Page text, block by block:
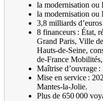
la modernisation ou
la modernisation ou
3,8 milliards
8 financeurs : État,
Grand Paris, Ville
Hauts-de-Seine,
de-France
Maîtrise d’ouvrage
Mise en service :
Mantes-la-Jolie.
Plus de 650 000